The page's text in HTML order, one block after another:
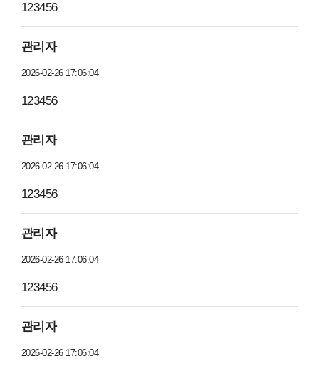
123456
관리자
2026-02-26 17:06:04
123456
관리자
2026-02-26 17:06:04
123456
관리자
2026-02-26 17:06:04
123456
관리자
2026-02-26 17:06:04